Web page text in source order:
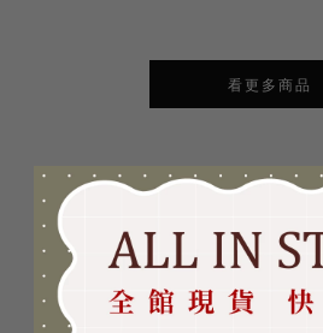
看更多商品